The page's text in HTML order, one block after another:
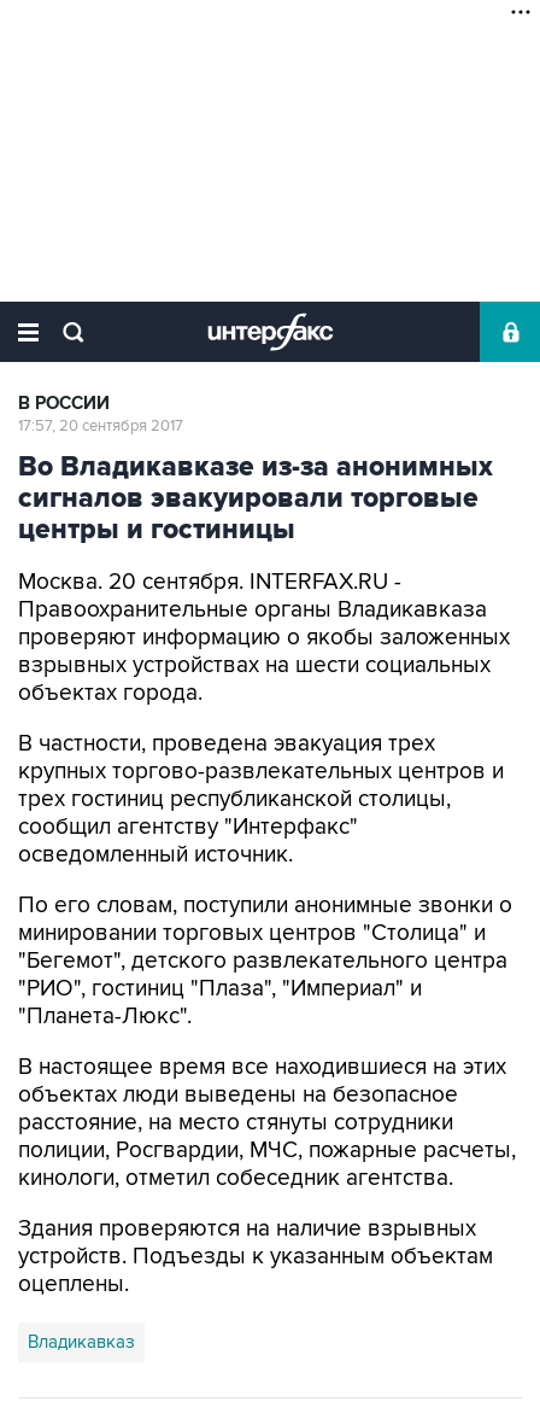
В РОССИИ
17:57, 20 сентября 2017
Во Владикавказе из-за анонимных
сигналов эвакуировали торговые
центры и гостиницы
Москва. 20 сентября. INTERFAX.RU -
Правоохранительные органы Владикавказа
проверяют информацию о якобы заложенных
взрывных устройствах на шести социальных
объектах города.
В частности, проведена эвакуация трех
крупных торгово-развлекательных центров и
трех гостиниц республиканской столицы,
сообщил агентству "Интерфакс"
осведомленный источник.
По его словам, поступили анонимные звонки о
минировании торговых центров "Столица" и
"Бегемот", детского развлекательного центра
"РИО", гостиниц "Плаза", "Империал" и
"Планета-Люкс".
В настоящее время все находившиеся на этих
объектах люди выведены на безопасное
расстояние, на место стянуты сотрудники
полиции, Росгвардии, МЧС, пожарные расчеты,
кинологи, отметил собеседник агентства.
Здания проверяются на наличие взрывных
устройств. Подъезды к указанным объектам
оцеплены.
Владикавказ